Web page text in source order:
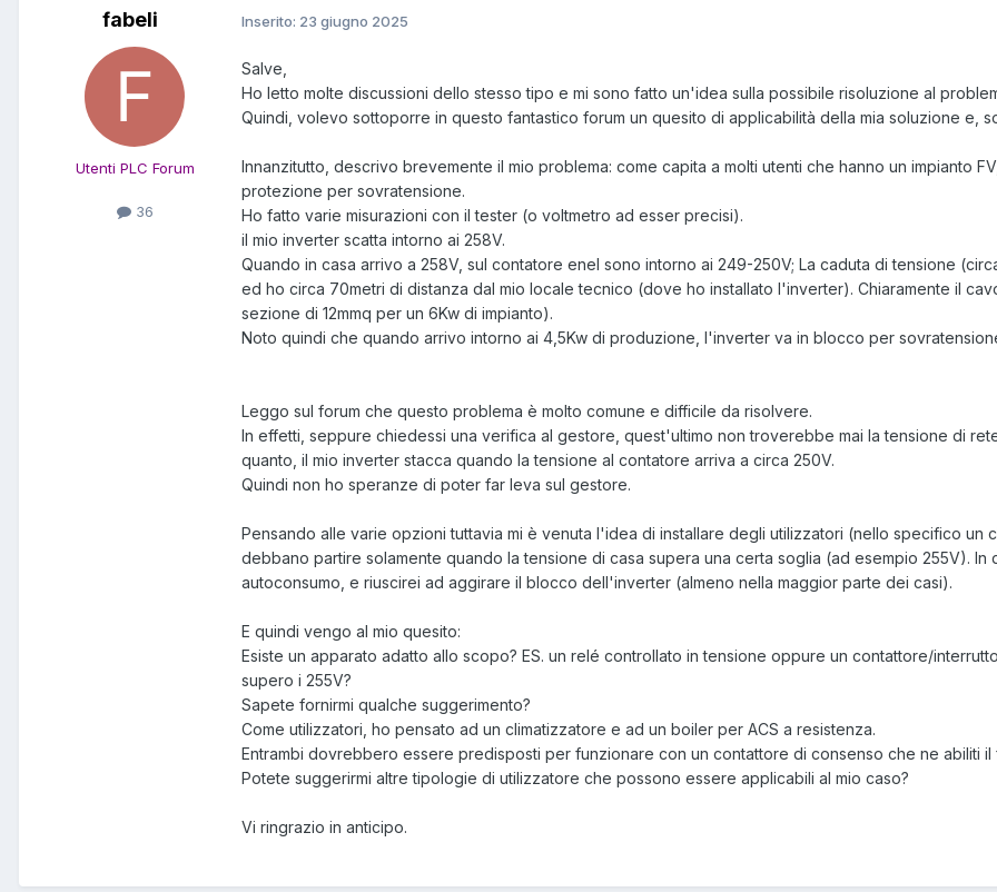
fabeli
Utenti PLC Forum
36
Inserito: 23 giugno 2025
Salve,
Ho letto molte discussioni dello stesso tipo e mi sono fatto un'idea sulla possibile risoluzione al
Quindi, volevo sottoporre in questo fantastico forum un quesito di applicabilità della mia soluzione e,
Innanzitutto, descrivo brevemente il mio problema: come capita a molti utenti che hanno un impianto
protezione per sovratensione.
Ho fatto varie misurazioni con il tester (o voltmetro ad esser precisi).
il mio inverter scatta intorno ai 258V.
Quando in casa arrivo a 258V, sul contatore enel sono intorno ai 249-250V; La caduta di tensione
ed ho circa 70metri di distanza dal mio locale tecnico (dove ho installato l'inverter). Chiaramente il
sezione di 12mmq per un 6Kw di impianto).
Noto quindi che quando arrivo intorno ai 4,5Kw di produzione, l'inverter va in blocco per
Leggo sul forum che questo problema è molto comune e difficile da risolvere.
In effetti, seppure chiedessi una verifica al gestore, quest'ultimo non troverebbe mai la tensione di
quanto, il mio inverter stacca quando la tensione al contatore arriva a circa 250V.
Quindi non ho speranze di poter far leva sul gestore.
Pensando alle varie opzioni tuttavia mi è venuta l'idea di installare degli utilizzatori (nello specifico
debbano partire solamente quando la tensione di casa supera una certa soglia (ad esempio 255V).
autoconsumo, e riuscirei ad aggirare il blocco dell'inverter (almeno nella maggior parte dei casi).
E quindi vengo al mio quesito:
Esiste un apparato adatto allo scopo? ES. un relé controllato in tensione oppure un contattore/
supero i 255V?
Sapete fornirmi qualche suggerimento?
Come utilizzatori, ho pensato ad un climatizzatore e ad un boiler per ACS a resistenza.
Entrambi dovrebbero essere predisposti per funzionare con un contattore di consenso che ne abiliti
Potete suggerirmi altre tipologie di utilizzatore che possono essere applicabili al mio caso?
Vi ringrazio in anticipo.